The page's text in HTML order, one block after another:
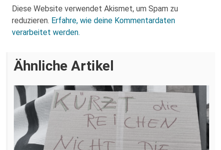
Diese Website verwendet Akismet, um Spam zu
reduzieren. Erfahre, wie deine Kommentardaten
verarbeitet werden.
Ähnliche Artikel